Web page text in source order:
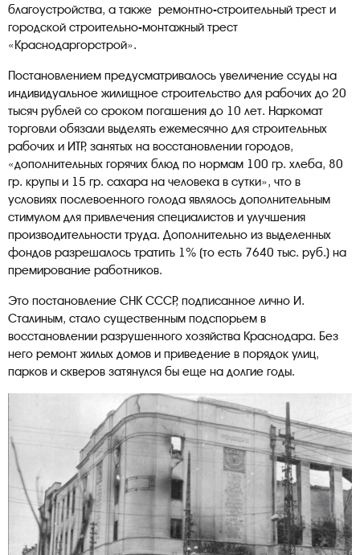
благоустройства, а также ремонтно-строительный трест и
городской строительно-монтажный трест
«Краснодаргорстрой».
Постановлением предусматривалось увеличение ссуды на
индивидуальное жилищное строительство для рабочих до 20
тысяч рублей со сроком погашения до 10 лет. Наркомат
торговли обязали выделять ежемесячно для строительных
рабочих и ИТР, занятых на восстановлении городов,
«дополнительных горячих блюд по нормам 100 гр. хлеба, 80
гр. крупы и 15 гр. сахара на человека в сутки», что в
условиях послевоенного голода являлось дополнительным
стимулом для привлечения специалистов и улучшения
производительности труда. Дополнительно из выделенных
фондов разрешалось тратить 1% (то есть 7640 тыс. руб.) на
премирование работников.
Это постановление СНК СССР, подписанное лично И.
Сталиным, стало существенным подспорьем в
восстановлении разрушенного хозяйства Краснодара. Без
него ремонт жилых домов и приведение в порядок улиц,
парков и скверов затянулся бы еще на долгие годы.